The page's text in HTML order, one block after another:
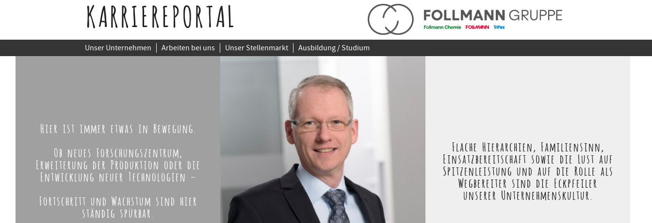
KARRIEREPORTAL
Unser Unternehmen Arbeiten bei uns Unser Stellenmarkt Ausbildung / Studium
Hier ist immer etwas in Bewegung.
Ob neues Forschungszentrum,
Erweiterung der Produktion oder die
Entwicklung neuer Technologien –
Fortschritt und Wachstum sind hier
ständig spürbar.
Flache Hierarchien, Familiensinn,
Einsatzbereitschaft sowie die Lust auf
Spitzenleistung und auf die Rolle als
Wegbereiter sind die Eckpfeiler
unserer Unternehmenskultur.